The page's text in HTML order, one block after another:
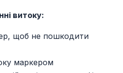
витоку:
щоб не пошкодити
маркером